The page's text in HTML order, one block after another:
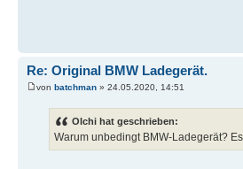
Re: Original BMW Ladegerät.
von batchman » 24.05.2020, 14:51
Olchi hat geschrieben:
Warum unbedingt BMW-Ladegerät?